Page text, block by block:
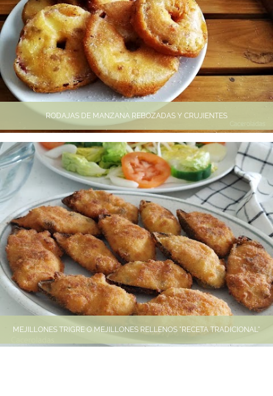
RODAJAS DE MANZANA REBOZADAS Y CRUJIENTES
MEJILLONES TRIGRE O MEJILLONES RELLENOS "RECETA TRADICIONAL"